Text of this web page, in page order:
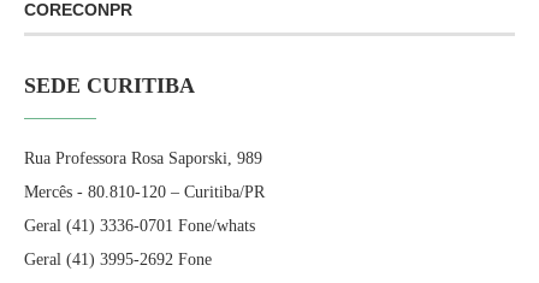
CORECONPR
SEDE CURITIBA
Rua Professora Rosa Saporski, 989
Mercês - 80.810-120 – Curitiba/PR
Geral (41) 3336-0701 Fone/whats
Geral (41) 3995-2692 Fone